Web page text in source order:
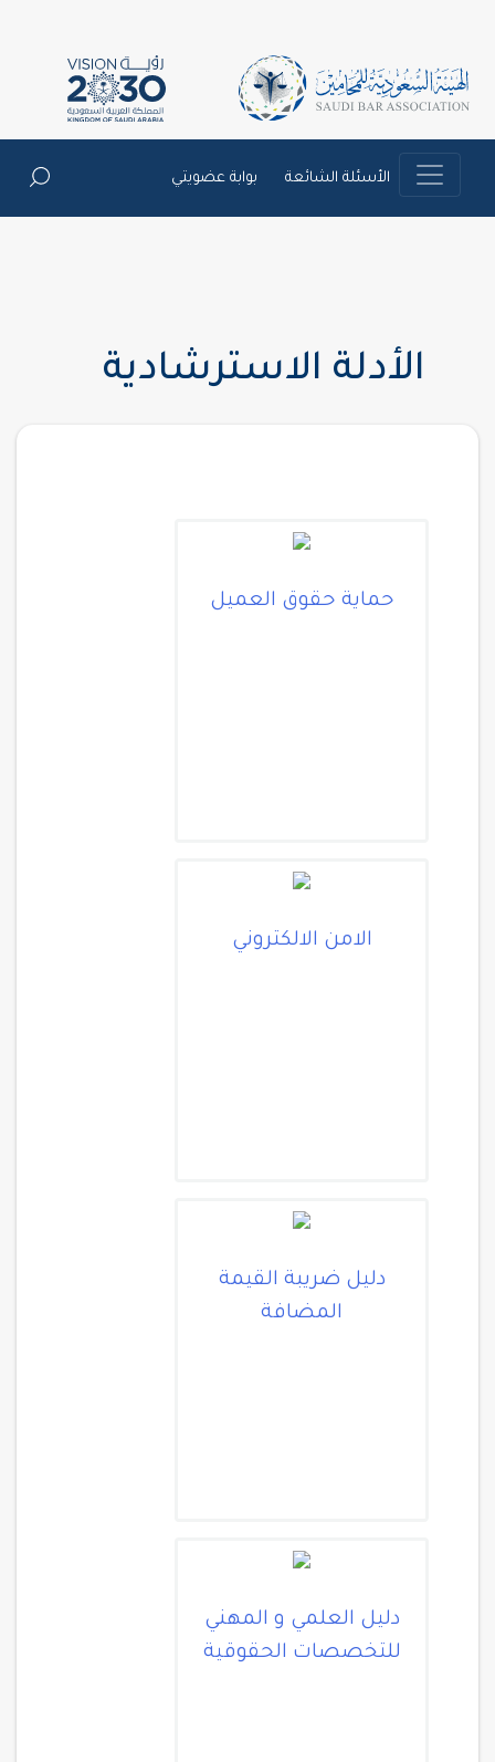
الأسئلة الشائعة بوابة عضويتي
الأدلة الاسترشادية
حماية حقوق العميل
الامن الالكتروني
دليل ضريبة القيمة
المضافة
دليل العلمي و المهني
للتخصصات الحقوقية